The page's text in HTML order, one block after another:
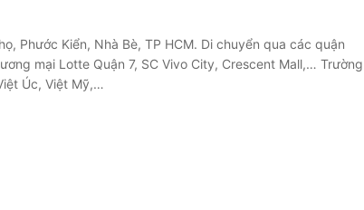
Phước Kiển, Nhà Bè, TP HCM. Di chuyển qua các quận
mại Lotte Quận 7, SC Vivo City, Crescent Mall,… Trường
Úc, Việt Mỹ,…